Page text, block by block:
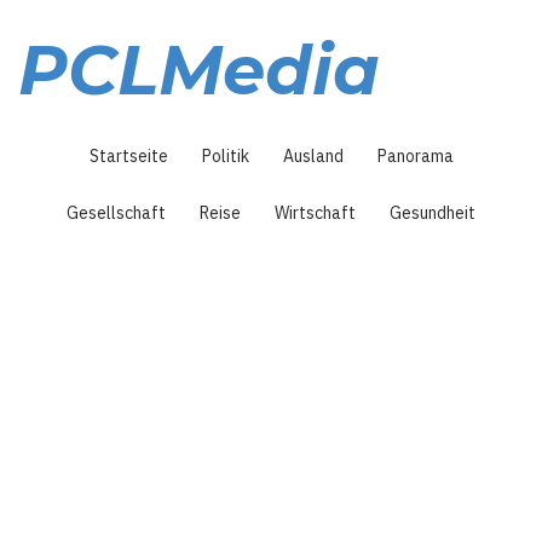
Inhalt
PCLMedia
Startseite Politik Ausland Panorama
Gesellschaft Reise Wirtschaft Gesundheit